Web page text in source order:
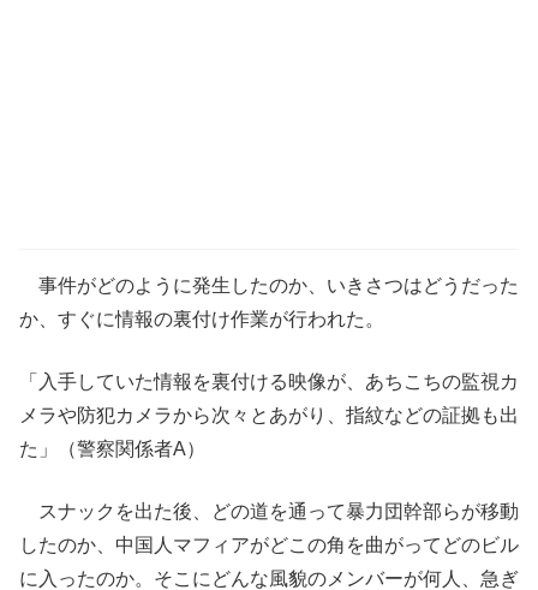
事件がどのように発生したのか、いきさつはどうだった
か、すぐに情報の裏付け作業が行われた。
「入手していた情報を裏付ける映像が、あちこちの監視カ
メラや防犯カメラから次々とあがり、指紋などの証拠も出
た」（警察関係者A）
スナックを出た後、どの道を通って暴力団幹部らが移動
したのか、中国人マフィアがどこの角を曲がってどのビル
に入ったのか。そこにどんな風貌のメンバーが何人、急ぎ